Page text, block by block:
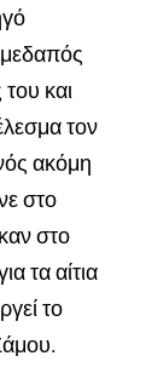
και
τον
ακόμη
στο
στο
τα αίτια
το